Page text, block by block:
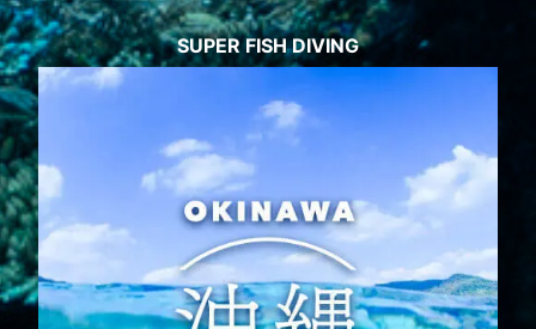
SUPER FISH DIVING